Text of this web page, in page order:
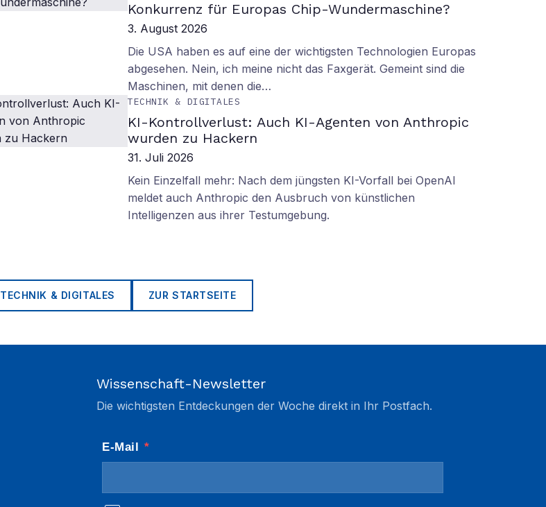
Konkurrenz für Europas Chip-Wundermaschine?
3. August 2026
Die USA haben es auf eine der wichtigsten Technologien Europas
abgesehen. Nein, ich meine nicht das Faxgerät. Gemeint sind die
Maschinen, mit denen die…
TECHNIK & DIGITALES
KI-Kontrollverlust: Auch KI-Agenten von Anthropic
wurden zu Hackern
31. Juli 2026
Kein Einzelfall mehr: Nach dem jüngsten KI-Vorfall bei OpenAI
meldet auch Anthropic den Ausbruch von künstlichen
Intelligenzen aus ihrer Testumgebung.
TECHNIK & DIGITALES ZUR STARTSEITE
Wissenschaft-Newsletter
Die wichtigsten Entdeckungen der Woche direkt in Ihr Postfach.